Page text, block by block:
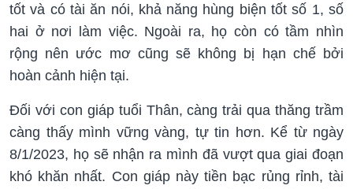
tốt và có tài ăn nói, khả năng hùng biện tốt số 1, số
hai ở nơi làm việc. Ngoài ra, họ còn có tầm nhìn
rộng nên ước mơ cũng sẽ không bị hạn chế bởi
hoàn cảnh hiện tại.
Đối với con giáp tuổi Thân, càng trải qua thăng trầm
càng thấy mình vững vàng, tự tin hơn. Kể từ ngày
8/1/2023, họ sẽ nhận ra mình đã vượt qua giai đoạn
khó khăn nhất. Con giáp này tiền bạc rủng rỉnh, tài